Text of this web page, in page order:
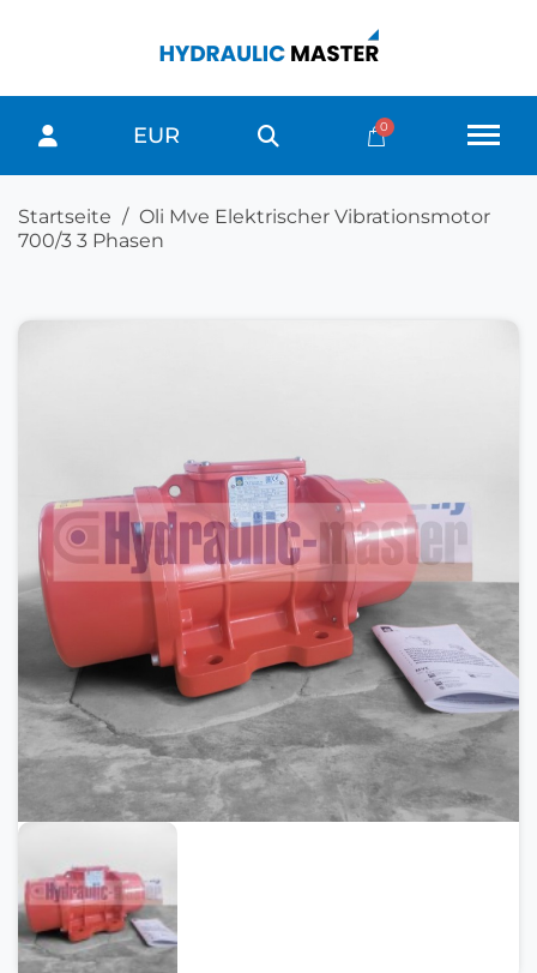
EUR
Startseite
Oli Mve Elektrischer Vibrationsmotor
700/3 3 Phasen